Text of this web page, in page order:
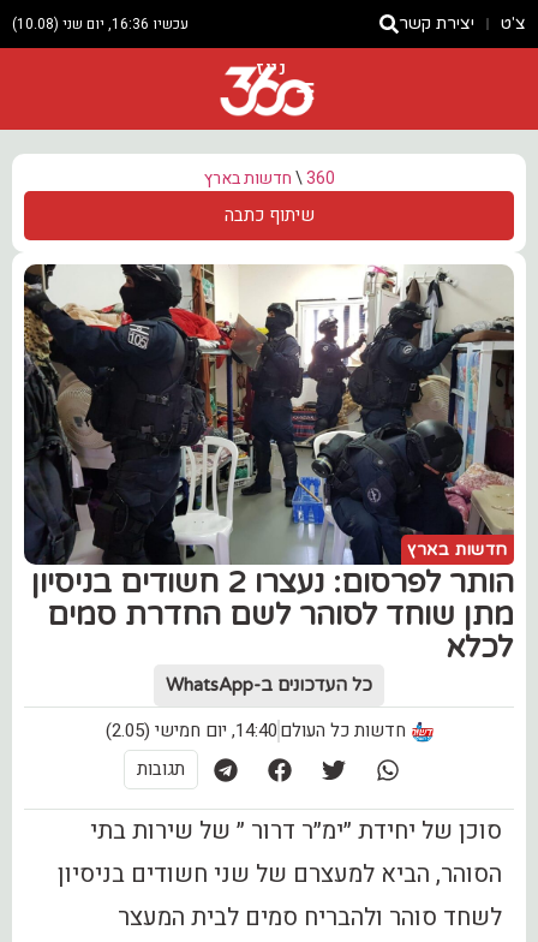
צ'ט יצירת קשר עכשיו 16:36, יום שני (10.08)
ניוז
360
\חדשות בארץ
שיתוף כתבה
חדשות בארץ
הותר לפרסום: נעצרו 2 חשודים בניסיון
מתן שוחד לסוהר לשם החדרת סמים
לכלא
כל העדכונים ב-WhatsApp
חדשות כל העולם14:40, יום חמישי (2.05)
תגובות
סוכן של יחידת ״ימ״ר דרור ״ של שירות בתי
הסוהר, הביא למעצרם של שני חשודים בניסיון
לשחד סוהר ולהבריח סמים לבית המעצר